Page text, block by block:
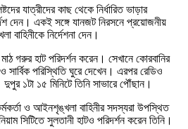
যাত্রীদের কাছ থেকে নির্ধারিত ভাড়ার
দেন। একই সঙ্গে যানজট নিরসনে প্রয়োজনীয়
নির্দেশনা দেন।
গরুর হাট পরিদর্শন করেন। সেখানে কোরবানির
সার্বিক পরিস্থিতি ঘুরে দেখেন। এরপর রেডিও
১টা ১৫ মিনিটে তিনি সাভারে পৌঁছান।
ও আইনশৃঙ্খলা বাহিনীর সদস্যরা উপস্থিত
সিটিতে সুলতানী হাটও পরিদর্শন করেন তিনি।